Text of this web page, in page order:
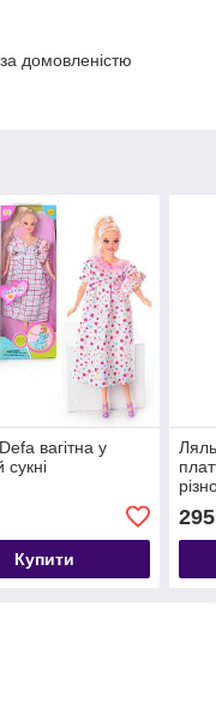
домовленістю
вагітна у
сукні
Купити
295